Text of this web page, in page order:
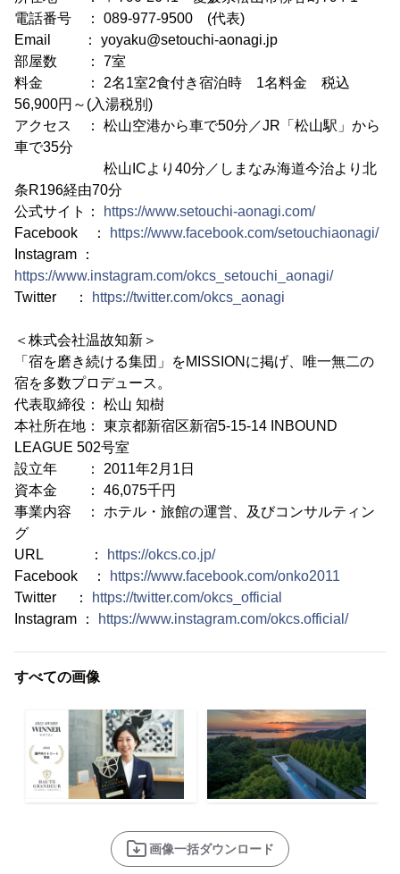
電話番号 ： 089-977-9500 (代表)
Email ： yoyaku@setouchi-aonagi.jp
部屋数 ： 7室
料金 ： 2名1室2食付き宿泊時 1名料金 税込
56,900円～(入湯税別)
アクセス ： 松山空港から車で50分／JR「松山駅」から
車で35分
松山ICより40分／しまなみ海道今治より北
条R196経由70分
公式サイト：
https://www.setouchi-aonagi.com/
Facebook ：
https://www.facebook.com/setouchiaonagi/
Instagram ：
https://www.instagram.com/okcs_setouchi_aonagi/
Twitter ：
https://twitter.com/okcs_aonagi
＜株式会社温故知新＞
「宿を磨き続ける集団」をMISSIONに掲げ、唯一無二の
宿を多数プロデュース。
代表取締役： 松山 知樹
本社所在地： 東京都新宿区新宿5-15-14 INBOUND
LEAGUE 502号室
設立年 ： 2011年2月1日
資本金 ： 46,075千円
事業内容 ： ホテル・旅館の運営、及びコンサルティン
グ
URL ：
https://okcs.co.jp/
Facebook ：
https://www.facebook.com/onko2011
Twitter ：
https://twitter.com/okcs_official
Instagram ：
https://www.instagram.com/okcs.official/
すべての画像
画像一括ダウンロード